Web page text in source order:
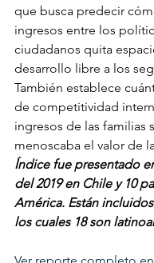
que busca predecir
ingresos entre los
ciudadanos quita
desarrollo libre a los
También establece
de competitividad
ingresos de las familias
menoscaba el valor de
Índice fue presentado
del 2019 en Chile y 10
América. Están
los cuales 18 son